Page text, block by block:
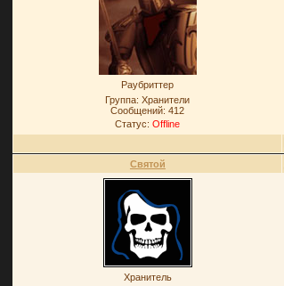
Раубриттер
Группа: Хранители
Сообщений:412
Статус:Offline
Святой
Хранитель